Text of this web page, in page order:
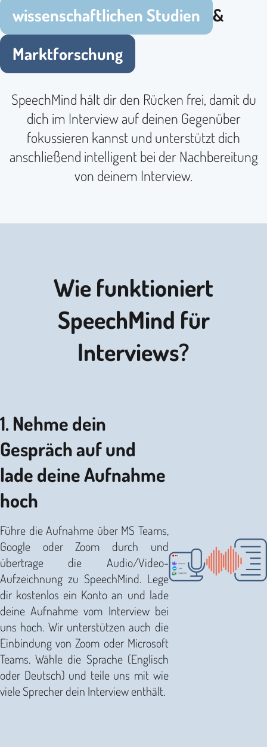
wissenschaftlichen Studien
&
Marktforschung
SpeechMind hält dir den Rücken frei, damit du
dich im Interview auf deinen Gegenüber
fokussieren kannst und unterstützt dich
anschließend intelligent bei der Nachbereitung
von deinem Interview.
Wie funktioniert
SpeechMind für
Interviews?
1. Nehme dein
Gespräch auf und
lade deine Aufnahme
hoch
Führe die Aufnahme über MS Teams,
Google oder Zoom durch und
übertrage die Audio/Video-
Aufzeichnung zu SpeechMind. Lege
dir kostenlos ein Konto an und lade
deine Aufnahme vom Interview bei
uns hoch. Wir unterstützen auch die
Einbindung von Zoom oder Microsoft
Teams. Wähle die Sprache (Englisch
oder Deutsch) und teile uns mit wie
viele Sprecher dein Interview enthält.